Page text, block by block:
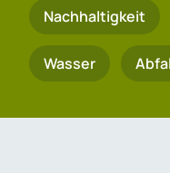
Nachhaltigkeit
Wasser